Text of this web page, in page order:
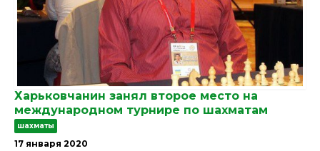
Харьковчанин занял второе место на
международном турнире по шахматам
шахматы
17 января 2020